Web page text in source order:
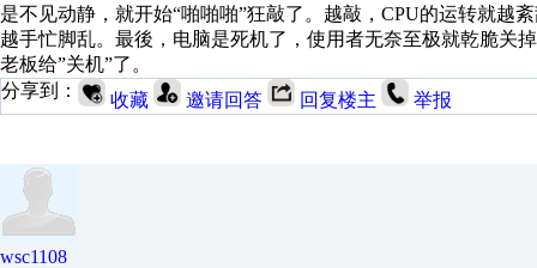
是不见动静，就开始“啪啪啪”狂敲了。越敲，CPU的运转就越
越手忙脚乱。最後，电脑是死机了，使用者无奈至极就乾脆关
老板给”关机”了。
分享到：
收藏 邀请回答 回复楼主 举报
wsc1108